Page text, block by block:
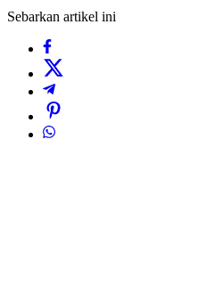
Sebarkan artikel ini